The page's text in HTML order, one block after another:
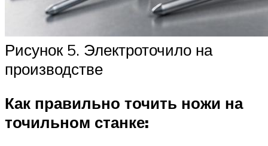
Рисунок 5. Электроточило на
производстве
Как правильно точить ножи на
точильном станке: